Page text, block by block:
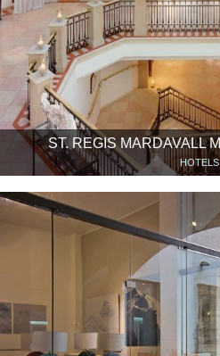
ST. REGIS MARDAVALL
HOTELS